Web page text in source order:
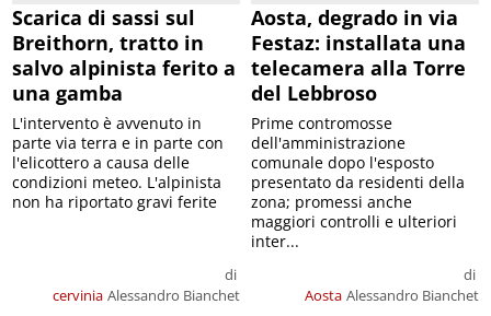
Scarica di sassi sul
Breithorn, tratto in
salvo alpinista ferito a
una gamba
cervinia
di
Alessandro Bianchet
L'intervento è avvenuto in
parte via terra e in parte con
l'elicottero a causa delle
condizioni meteo. L'alpinista
non ha riportato gravi ferite
Aosta, degrado in via
Festaz: installata una
telecamera alla Torre
del Lebbroso
Aosta
di
Alessandro Bianchet
Prime contromosse
dell'amministrazione
comunale dopo l'esposto
presentato da residenti della
zona; promessi anche
maggiori controlli e ulteriori
inter...